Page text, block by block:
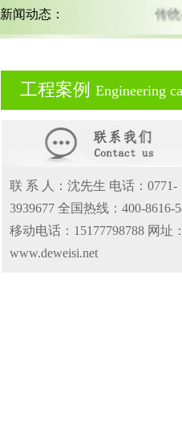
新闻动态： 传统
工程案例 Engineering
联 系 人：沈先生 电话：0771-
3939677 全国热线：400-8616-
移动电话：15177798788 网址：
www.deweisi.net